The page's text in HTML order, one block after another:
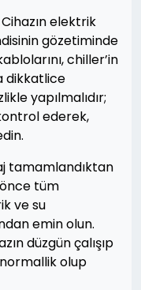
Cihazın elektrik
gözetiminde
chiller’in
dikkatlice
yapılmalıdır;
ederek,
tamamlandıktan
önce tüm
ve su
emin olun.
düzgün çalışıp
olup